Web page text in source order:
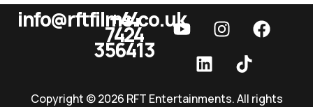
RFT Films
info@rftfilms.co.uk
+44
7424
356413
Copyright © 2026 RFT Entertainments. All rights